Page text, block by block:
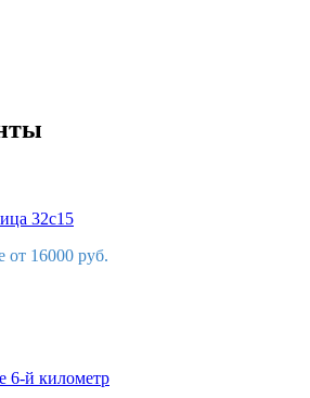
32с15
от 16000 руб.
6-й километр